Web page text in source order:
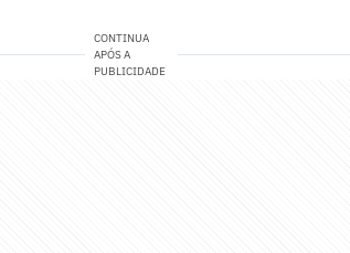
CONTINUA
APÓS A
PUBLICIDADE